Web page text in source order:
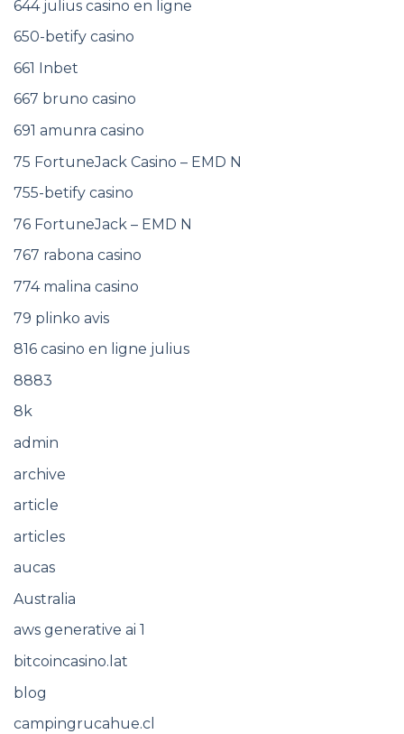
644 julius casino en ligne
650-betify casino
661 Inbet
667 bruno casino
691 amunra casino
75 FortuneJack Casino – EMD N
755-betify casino
76 FortuneJack – EMD N
767 rabona casino
774 malina casino
79 plinko avis
816 casino en ligne julius
8883
8k
admin
archive
article
articles
aucas
Australia
aws generative ai 1
bitcoincasino.lat
blog
campingrucahue.cl